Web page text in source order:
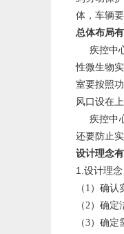
体，车辆
总体布局
疾控中心
性微生物
室要按照
风口设在
疾控中心
还要防止
设计理念
1.设计理念
（1）确
（2）确
（3）确